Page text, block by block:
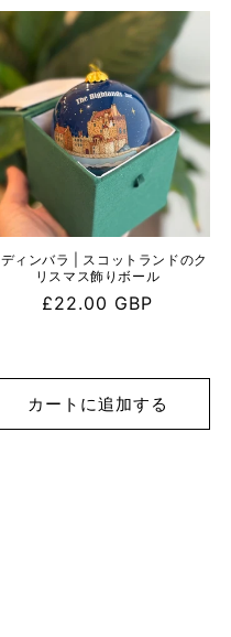
ィンバラ | スコットランドのク
リスマス飾りボール
通
格
£22.00 GBP
カートに追加する